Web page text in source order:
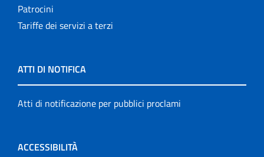
Patrocini
Tariffe dei servizi a terzi
ATTI DI NOTIFICA
Atti di notificazione per pubblici proclami
ACCESSIBILITÀ